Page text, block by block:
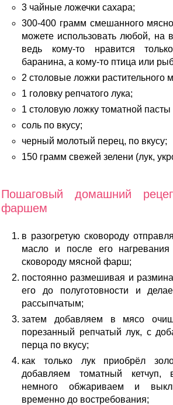
3 чайные ложечки сахара;
300-400 грамм смешанного
можете использовать любой, на
ведь кому-то нравится
баранина, а кому-то птица или
2 столовые ложки растительного
1 головку репчатого лука;
1 столовую ложку томатной пасты
соль по вкусу;
черный молотый перец, по вкусу;
150 грамм свежей зелени (лук,
Пошаговый домашний
фаршем
в разогретую сковороду
масло и после его
сковороду мясной фарш;
постоянно размешивая и
его до полуготовности и
рассыпчатым;
затем добавляем в мясо
порезанный репчатый лук, с
перца по вкусу;
как только лук приобрёл
добавляем томатный кетчуп,
немного обжариваем и
временно до востребования;